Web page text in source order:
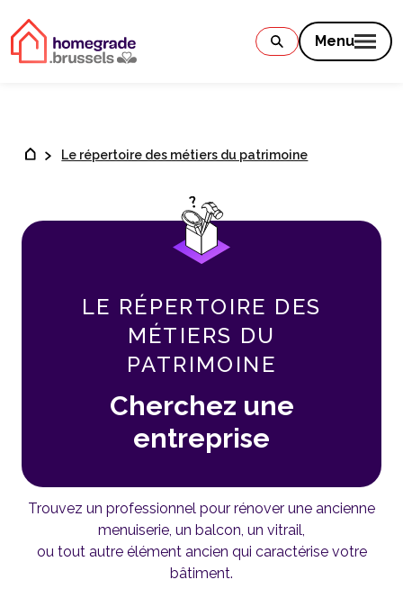
Menu
Le répertoire des métiers du patrimoine
LE RÉPERTOIRE DES
MÉTIERS DU
PATRIMOINE
Cherchez une
entreprise
Trouvez un professionnel pour rénover une ancienne
menuiserie, un balcon, un vitrail,
ou tout autre élément ancien qui caractérise votre
bâtiment.